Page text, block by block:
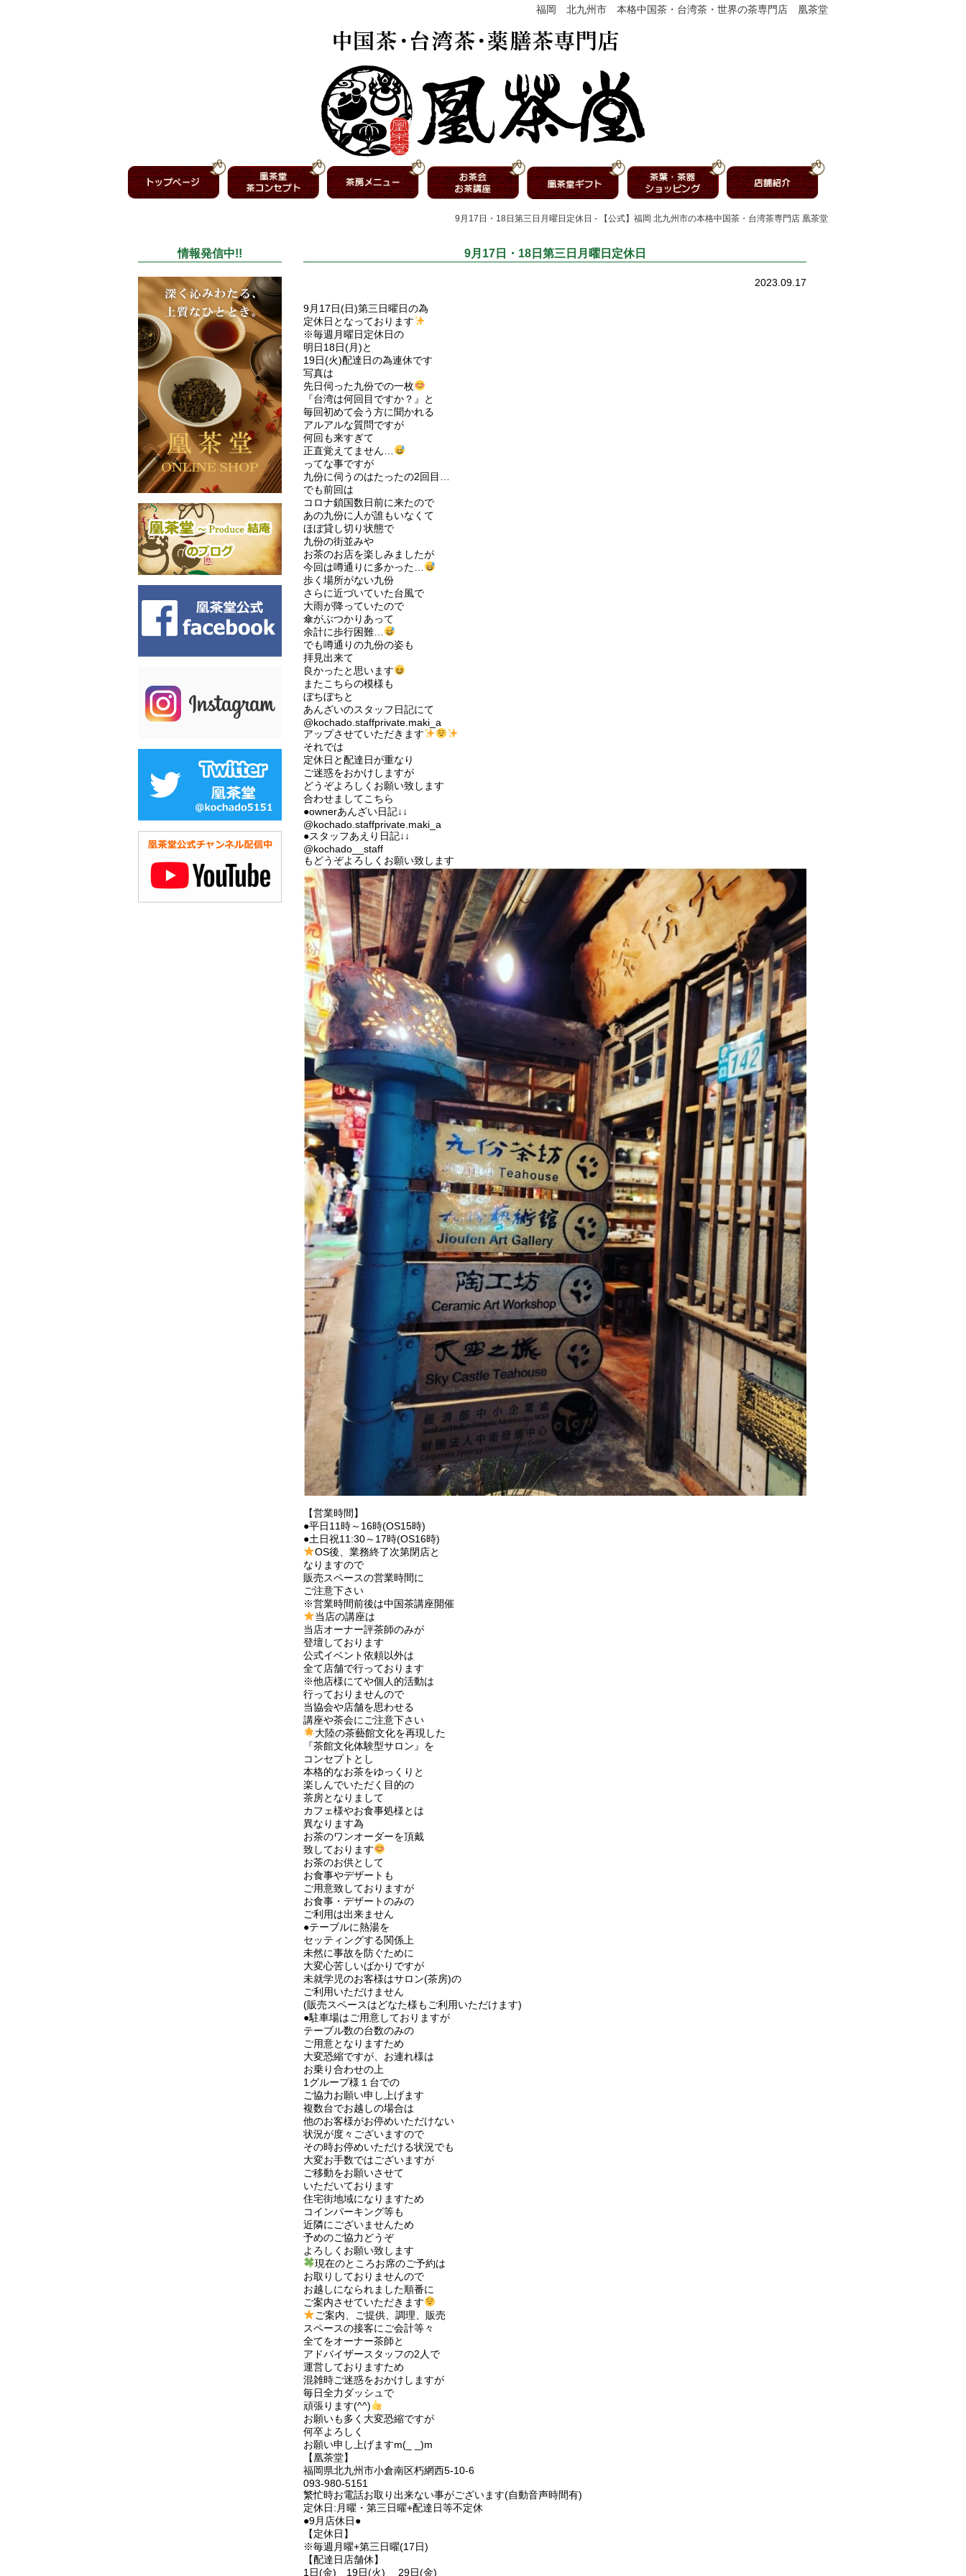
福岡 北九州市 本格中国茶・台湾茶・世界の茶専門店 凰茶堂
9月17日・18日第三日月曜日定休日 - 【公式】福岡 北九州市の本格中国茶・台湾茶専門店 凰茶堂
情報発信中!! 9月17日・18日第三日月曜日定休日
2023.09.17
9月17日(日)第三日曜日の為
定休日となっております
※毎週月曜日定休日の
明日18日(月)と
19日(火)配達日の為連休です
写真は
先日伺った九份での一枚
『台湾は何回目ですか？』と
毎回初めて会う方に聞かれる
アルアルな質問ですが
何回も来すぎて
正直覚えてません…
ってな事ですが
九份に伺うのはたったの2回目…
でも前回は
コロナ鎖国数日前に来たので
あの九份に人が誰もいなくて
ほぼ貸し切り状態で
九份の街並みや
お茶のお店を楽しみましたが
今回は噂通りに多かった…
歩く場所がない九份
さらに近づいていた台風で
大雨が降っていたので
傘がぶつかりあって
余計に歩行困難…
でも噂通りの九份の姿も
拝見出来て
良かったと思います
またこちらの模様も
ぼちぼちと
あんざいのスタッフ日記にて
@kochado.staffprivate.maki_a
アップさせていただきます
それでは
定休日と配達日が重なり
ご迷惑をおかけしますが
どうぞよろしくお願い致します
合わせましてこちら
●ownerあんざい日記↓↓
@kochado.staffprivate.maki_a
●スタッフあえり日記↓↓
@kochado__staff
もどうぞよろしくお願い致します
【営業時間】
●平日11時～16時(OS15時)
●土日祝11:30～17時(OS16時)
OS後、業務終了次第閉店と
なりますので
販売スペースの営業時間に
ご注意下さい
※営業時間前後は中国茶講座開催
当店の講座は
当店オーナー評茶師のみが
登壇しております
公式イベント依頼以外は
全て店舗で行っております
※他店様にてや個人的活動は
行っておりませんので
当協会や店舗を思わせる
講座や茶会にご注意下さい
大陸の茶藝館文化を再現した
『茶館文化体験型サロン』を
コンセプトとし
本格的なお茶をゆっくりと
楽しんでいただく目的の
茶房となりまして
カフェ様やお食事処様とは
異なります為
お茶のワンオーダーを頂戴
致しております
お茶のお供として
お食事やデザートも
ご用意致しておりますが
お食事・デザートのみの
ご利用は出来ません
●テーブルに熱湯を
セッティングする関係上
未然に事故を防ぐために
大変心苦しいばかりですが
未就学児のお客様はサロン(茶房)の
ご利用いただけません
(販売スペースはどなた様もご利用いただけます)
●駐車場はご用意しておりますが
テーブル数の台数のみの
ご用意となりますため
大変恐縮ですが、お連れ様は
お乗り合わせの上
1グループ様１台での
ご協力お願い申し上げます
複数台でお越しの場合は
他のお客様がお停めいただけない
状況が度々ございますので
その時お停めいただける状況でも
大変お手数ではございますが
ご移動をお願いさせて
いただいております
住宅街地域になりますため
コインパーキング等も
近隣にございませんため
予めのご協力どうぞ
よろしくお願い致します
現在のところお席のご予約は
お取りしておりませんので
お越しになられました順番に
ご案内させていただきます
ご案内、ご提供、調理、販売
スペースの接客にご会計等々
全てをオーナー茶師と
アドバイザースタッフの2人で
運営しておりますため
混雑時ご迷惑をおかけしますが
毎日全力ダッシュで
頑張ります(^^)
お願いも多く大変恐縮ですが
何卒よろしく
お願い申し上げますm(_ _)m
【凰茶堂】
福岡県北九州市小倉南区朽網西5-10-6
093-980-5151
繁忙時お電話お取り出来ない事がございます(自動音声時間有)
定休日:月曜・第三日曜+配達日等不定休
●9月店休日●
【定休日】
※毎週月曜+第三日曜(17日)
【配達日店舗休】
1日(金) 19日(火) 29日(金)